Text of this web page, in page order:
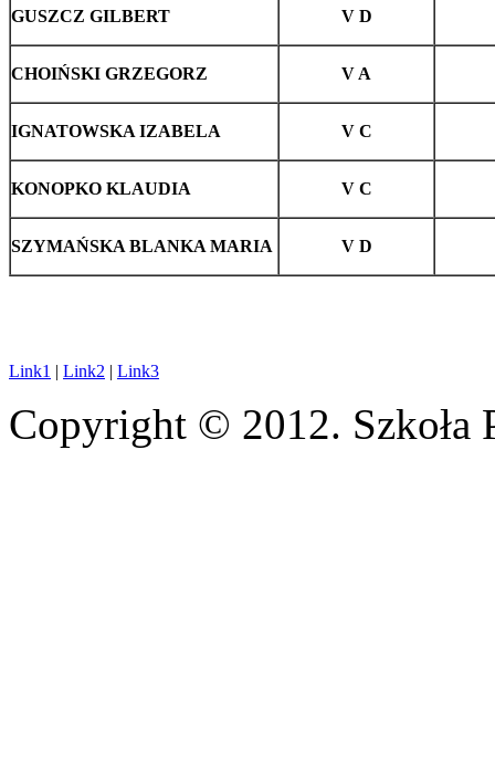
GUSZCZ GILBERT V D
CHOIŃSKI GRZEGORZ V A
IGNATOWSKA IZABELA V C
KONOPKO KLAUDIA V C
SZYMAŃSKA BLANKA MARIA V D
Link1 | Link2 | Link3
Copyright © 2012. Szkoła